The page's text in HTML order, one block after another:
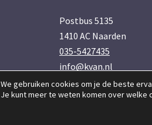
Postbus 5135
1410 AC Naarden
035-5427435
info@kvan.nl
We gebruiken cookies om je de beste
Je kunt meer te weten komen over welke